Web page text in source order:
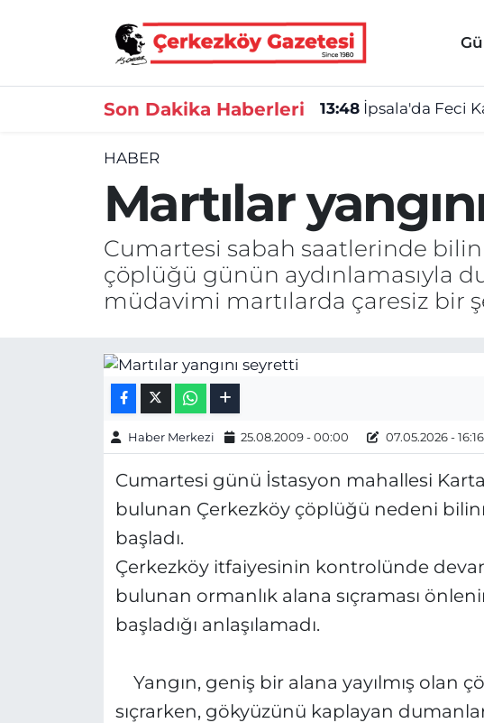
Son Dakika Haberleri 13:48 İpsala'da Feci
HABER
Martılar
Cumartesi sabah saatlerinde
çöplüğü günün aydınlamasıyla
müdavimi martılarda çaresiz bir
Haber Merkezi 25.08.2009 - 00:00 07.05.2026 - 16:16
Cumartesi günü İstasyon mahallesi
bulunan Çerkezköy çöplüğü nedeni
başladı.
Çerkezköy itfaiyesinin kontrolünde
bulunan ormanlık alana sıçraması
başladığı anlaşılamadı.
Yangın, geniş bir alana yayılmış olan
sıçrarken, gökyüzünü kaplayan
Ekonomi
Gündem
Kültür&Sanat
Manşet
Gizlilik Sözleşmesi
Topluluk Kuralları
Yayın İlkeleri
Tekirdağ Nöbetçi Eczaneler
Tekirdağ Hava Durumu
Tekirdağ Namaz Vakitleri
Tekirdağ Trafik Yoğunluk Haritası
Süper Lig Puan Durumu ve Fikstür
Tüm Manşetler
Haber Arşivi